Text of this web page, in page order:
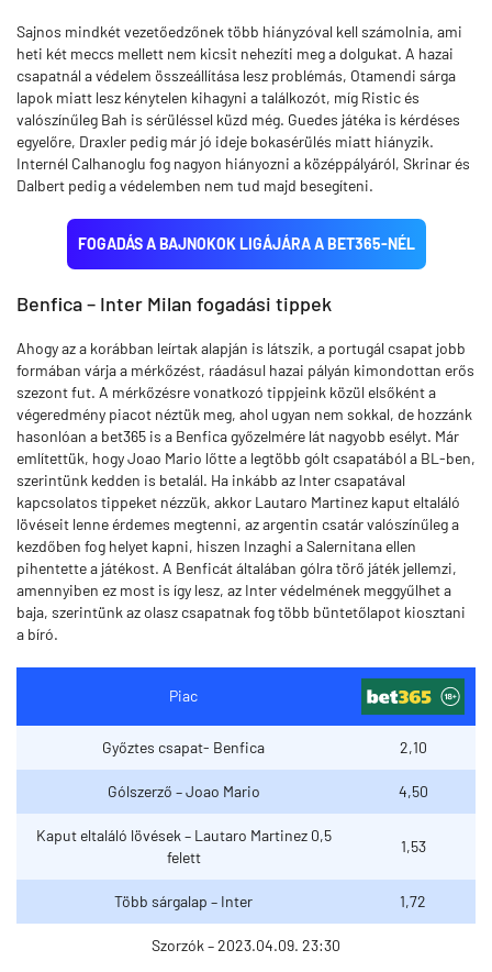
Sajnos mindkét vezetőedzőnek több hiányzóval kell számolnia, ami
heti két meccs mellett nem kicsit nehezíti meg a dolgukat. A hazai
csapatnál a védelem összeállítása lesz problémás, Otamendi sárga
lapok miatt lesz kénytelen kihagyni a találkozót, míg Ristic és
valószínűleg Bah is sérüléssel küzd még. Guedes játéka is kérdéses
egyelőre, Draxler pedig már jó ideje bokasérülés miatt hiányzik.
Internél Calhanoglu fog nagyon hiányozni a középpályáról, Skrinar és
Dalbert pedig a védelemben nem tud majd besegíteni.
FOGADÁS A BAJNOKOK LIGÁJÁRA A BET365-NÉL
Benfica – Inter Milan fogadási tippek
Ahogy az a korábban leírtak alapján is látszik, a portugál csapat jobb
formában várja a mérkőzést, ráadásul hazai pályán kimondottan erős
szezont fut. A mérkőzésre vonatkozó tippjeink közül elsőként a
végeredmény piacot néztük meg, ahol ugyan nem sokkal, de hozzánk
hasonlóan a bet365 is a Benfica győzelmére lát nagyobb esélyt. Már
említettük, hogy Joao Mario lőtte a legtöbb gólt csapatából a BL-ben,
szerintünk kedden is betalál. Ha inkább az Inter csapatával
kapcsolatos tippeket nézzük, akkor Lautaro Martinez kaput eltaláló
lövéseit lenne érdemes megtenni, az argentin csatár valószínűleg a
kezdőben fog helyet kapni, hiszen Inzaghi a Salernitana ellen
pihentette a játékost. A Benficát általában gólra törő játék jellemzi,
amennyiben ez most is így lesz, az Inter védelmének meggyűlhet a
baja, szerintünk az olasz csapatnak fog több büntetőlapot kiosztani
a bíró.
Piac
Győztes csapat- Benfica 2,10
Gólszerző – Joao Mario 4,50
Kaput eltaláló lövések – Lautaro Martinez 0,5
felett
1,53
Több sárgalap – Inter 1,72
Szorzók – 2023.04.09. 23:30